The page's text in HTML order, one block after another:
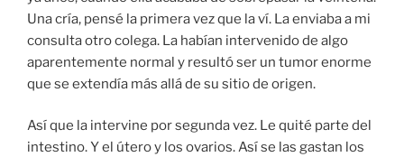
Una cría, pensé la primera vez que la ví. La enviaba a mi
consulta otro colega. La habían intervenido de algo
aparentemente normal y resultó ser un tumor enorme
que se extendía más allá de su sitio de origen.
Así que la intervine por segunda vez. Le quité parte del
intestino. Y el útero y los ovarios. Así se las gastan los